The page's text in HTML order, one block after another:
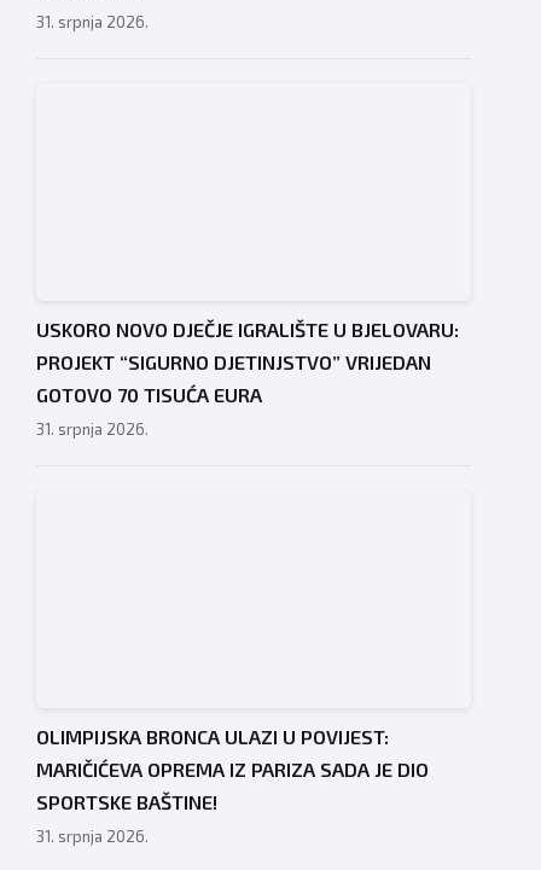
31. srpnja 2026.
USKORO NOVO DJEČJE IGRALIŠTE U BJELOVARU:
PROJEKT “SIGURNO DJETINJSTVO” VRIJEDAN
GOTOVO 70 TISUĆA EURA
31. srpnja 2026.
OLIMPIJSKA BRONCA ULAZI U POVIJEST:
MARIČIĆEVA OPREMA IZ PARIZA SADA JE DIO
SPORTSKE BAŠTINE!
31. srpnja 2026.